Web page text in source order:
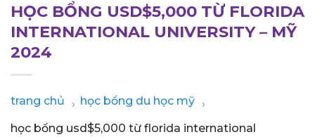
HỌC BỔNG USD$5,000 TỪ FLORIDA
INTERNATIONAL UNIVERSITY – MỸ
2024
trang chủ › học bổng du học mỹ ›
học bổng usd$5,000 từ florida international